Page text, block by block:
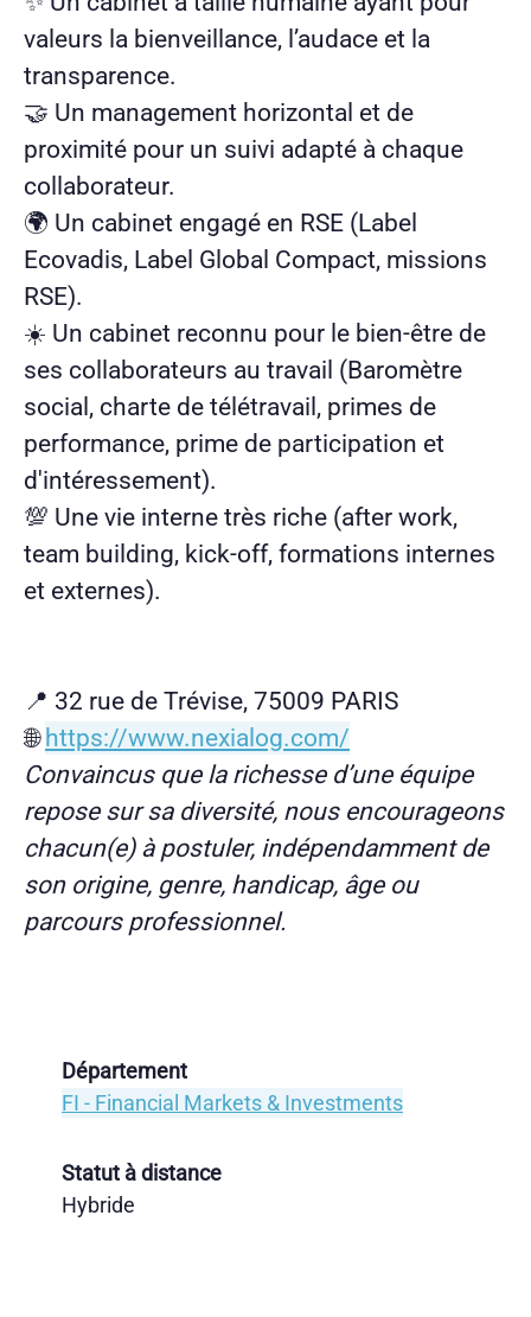
valeurs la bienveillance, l’audace et la
transparence.
🤝 Un management horizontal et de
proximité pour un suivi adapté à chaque
collaborateur.
🌍 Un cabinet engagé en RSE (Label
Ecovadis, Label Global Compact, missions
RSE).
☀️ Un cabinet reconnu pour le bien-être de
ses collaborateurs au travail (Baromètre
social, charte de télétravail, primes de
performance, prime de participation et
d'intéressement).
💯 Une vie interne très riche (after work,
team building, kick-off, formations internes
et externes).
📍 32 rue de Trévise, 75009 PARIS
🌐 https://www.nexialog.com/
Convaincus que la richesse d’une équipe
repose sur sa diversité, nous encourageons
chacun(e) à postuler, indépendamment de
son origine, genre, handicap, âge ou
parcours professionnel.
Département
FI - Financial Markets & Investments
Statut à distance
Hybride